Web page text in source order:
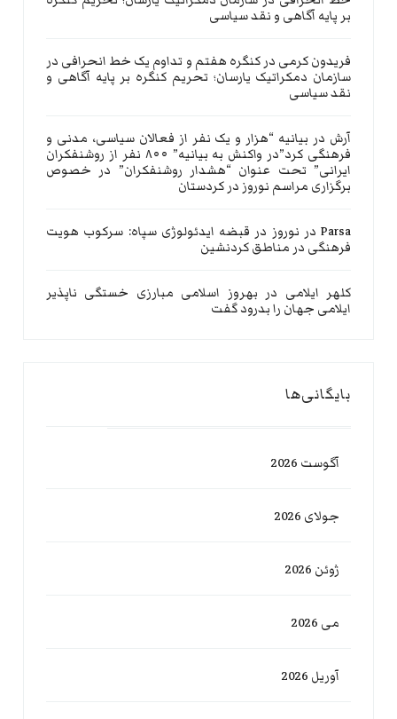
بر پایه آگاهی و نقد سیاسی
فریدون کرمی درکنگره هفتم و تداوم یک خط انحرافی در
سازمان دمکراتیک یارسان؛ تحریم کنگره بر پایه آگاهی و
نقد سیاسی
آرش در بیانیه “هزار و یک نفر از فعالان سیاسی، مدنی و
فرهنگی کرد”در واکنش به بیانیه” ۸۰۰ نفر از روشنفکران
ایرانی” تحت عنوان “هشدار روشنفکران” در خصوص
برگزاری مراسم نوروز در کردستان
Parsa در نوروز در قبضه ایدئولوژی سپاه: سرکوب هویت
فرهنگی در مناطق کردنشین
کلهر ایلامی در بهروز اسلامی مبارزی خستگی ناپذیر
ایلامی جهان را بدرود گفت
بایگانی‌ها
آگوست 2026
جولای 2026
ژوئن 2026
می 2026
آوریل 2026